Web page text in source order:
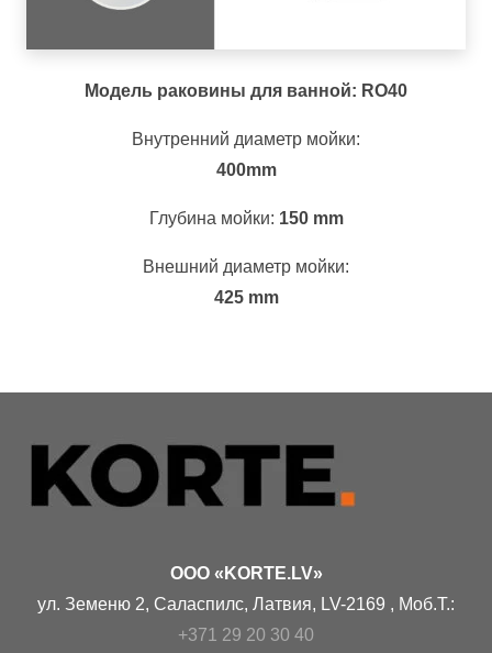
Модель раковины для ванной: RO40
Внутренний диаметр мойки:
400mm
Глубина мойки: 150 mm
Внешний диаметр мойки:
425 mm
OOO «KORTE.LV»
ул. Земеню 2, Саласпилс, Латвия, LV-2169 , Моб.Т.:
+371 29 20 30 40